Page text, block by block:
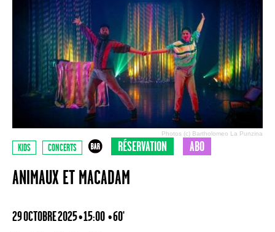
Photos (c) Bartholomeo La Punzina
KIDS CONCERTS RÉSERVATION ABO
ANIMAUX ET MACADAM
29 OCTOBRE 2025 • 15:00 • 60'